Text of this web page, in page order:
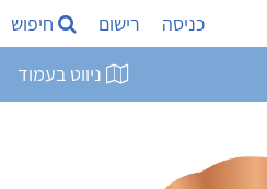
כניסה רישום חיפוש
ניווט בעמוד